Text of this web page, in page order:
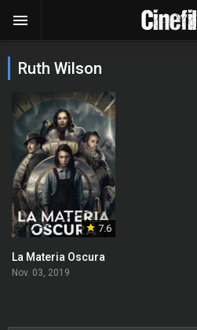
Ruth Wilson
7.6
La Materia Oscura
Nov. 03, 2019